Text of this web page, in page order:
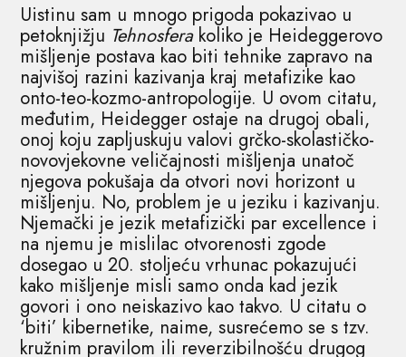
Uistinu sam u mnogo prigoda pokazivao u
petoknjižju Tehnosfera koliko je Heideggerovo
mišljenje postava kao biti tehnike zapravo na
najvišoj razini kazivanja kraj metafizike kao
onto-teo-kozmo-antropologije. U ovom citatu,
međutim, Heidegger ostaje na drugoj obali,
onoj koju zapljuskuju valovi grčko-skolastičko-
novovjekovne veličajnosti mišljenja unatoč
njegova pokušaja da otvori novi horizont u
mišljenju. No, problem je u jeziku i kazivanju.
Njemački je jezik metafizički par excellence i
na njemu je mislilac otvorenosti zgode
dosegao u 20. stoljeću vrhunac pokazujući
kako mišljenje misli samo onda kad jezik
govori i ono neiskazivo kao takvo. U citatu o
‘biti’ kibernetike, naime, susrećemo se s tzv.
kružnim pravilom ili reverzibilnošću drugog